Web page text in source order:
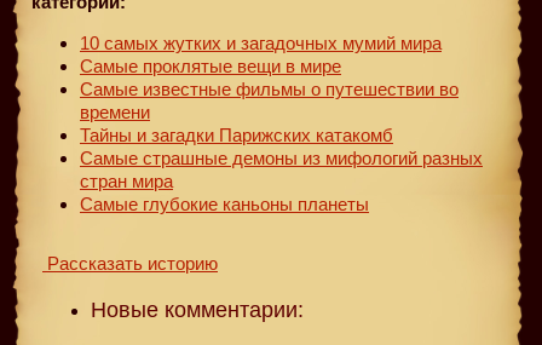
10 самых жутких и загадочных мумий мира
Самые проклятые вещи в мире
Самые известные фильмы о путешествии во
времени
Тайны и загадки Парижских катакомб
Самые страшные демоны из мифологий разных
стран мира
Самые глубокие каньоны планеты
Рассказать историю
Новые комментарии: